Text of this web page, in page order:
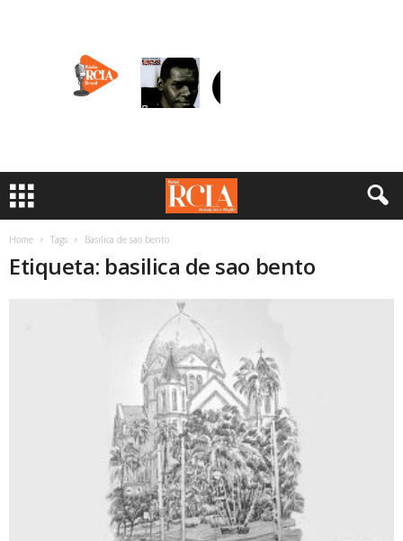
Home Tags Basilica de sao bento
Etiqueta: basilica de sao bento